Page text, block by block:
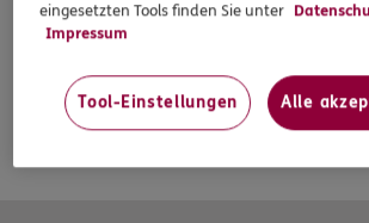
eingesetzten Tools finden Sie unter
Impressum
Tool-Einstellungen Alle